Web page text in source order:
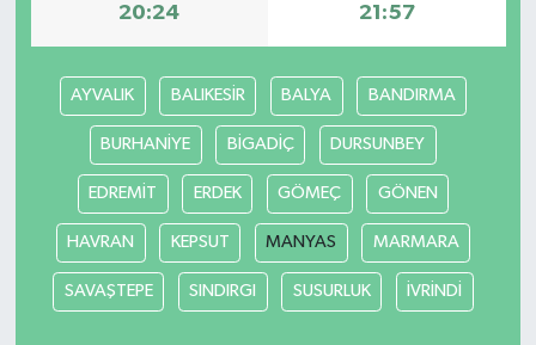
20:24 21:57
AYVALIK BALIKESİR BALYA BANDIRMA
BURHANİYE BİGADİÇ DURSUNBEY
EDREMİT ERDEK GÖMEÇ GÖNEN
HAVRAN KEPSUT MANYAS MARMARA
SAVAŞTEPE SINDIRGI SUSURLUK İVRİNDİ